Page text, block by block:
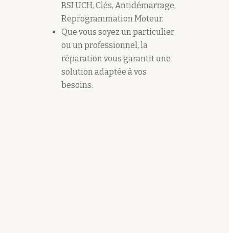
BSI UCH, Clés, Antidémarrage,
Reprogrammation Moteur.
Que vous soyez un particulier
ou un professionnel, la
réparation vous garantit une
solution adaptée à vos
besoins.